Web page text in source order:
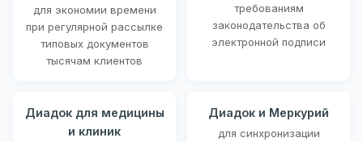
для экономии времени
при регулярной рассылке
типовых документов
тысячам клиентов
требованиям
законодательства об
электронной подписи
Диадок для медицины
и клиник
Диадок и Меркурий
для синхронизации